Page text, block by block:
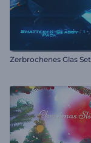
Zerbrochenes Glas Set